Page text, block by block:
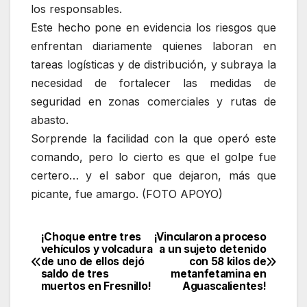
los responsables.
Este hecho pone en evidencia los riesgos que
enfrentan diariamente quienes laboran en
tareas logísticas y de distribución, y subraya la
necesidad de fortalecer las medidas de
seguridad en zonas comerciales y rutas de
abasto.
Sorprende la facilidad con la que operó este
comando, pero lo cierto es que el golpe fue
certero… y el sabor que dejaron, más que
picante, fue amargo. (FOTO APOYO)
Navegación
de
¡Vincularon a proceso
a un sujeto detenido
con 58 kilos de
metanfetamina en
Aguascalientes!
¡Choque entre tres
vehículos y volcadura
de uno de ellos dejó
saldo de tres
muertos en Fresnillo!